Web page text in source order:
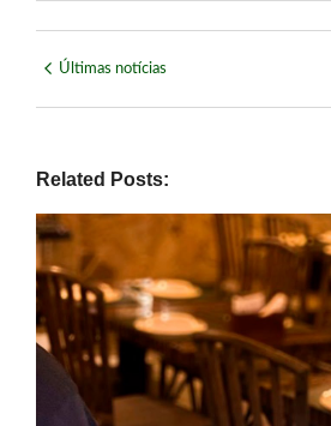
Últimas notícias
Related Posts: